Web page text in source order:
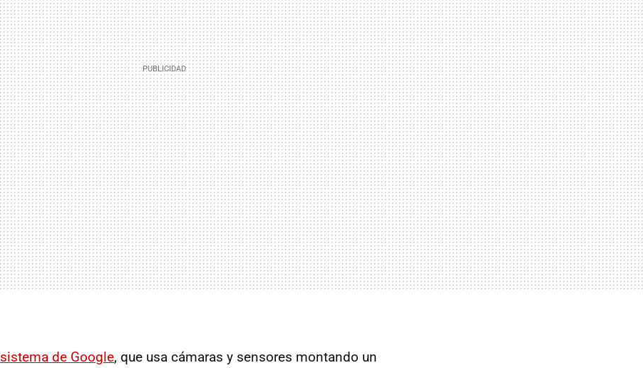
sistema de Google, que usa cámaras y sensores montando un